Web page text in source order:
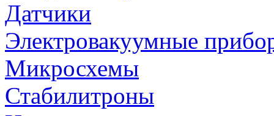
Датчики
Электровакуумные
Микросхемы
Стабилитроны